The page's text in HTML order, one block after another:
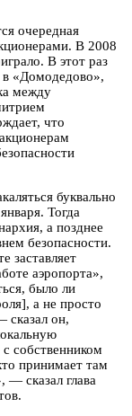
очередная
В 2008
В этот раз
в «Домодедово»,
между
что
буквально
Тогда
а позднее
безопасности.
заставляет
аэропорта»,
было ли
а не просто
сказал он,
собственником
принимает там
— сказал глава